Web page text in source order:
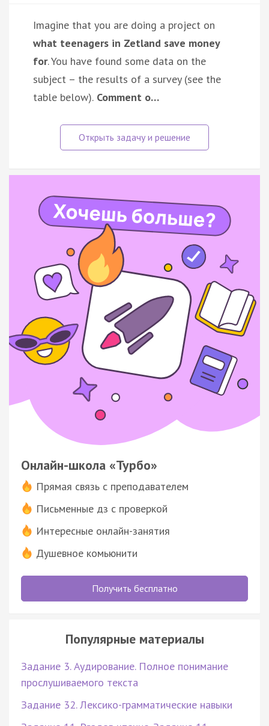
Imagine that you are doing a project on
what teenagers in Zetland save money
for. You have found some data on the
subject – the results of a survey (see the
table below). Comment o…
Онлайн-школа «Турбо»
Прямая связь с преподавателем
Письменные дз с проверкой
Интересные онлайн-занятия
Душевное комьюнити
Получить бесплатно
Популярные материалы
Задание 3. Аудирование. Полное понимание
прослушиваемого текста
Задание 32. Лексико-грамматические навыки